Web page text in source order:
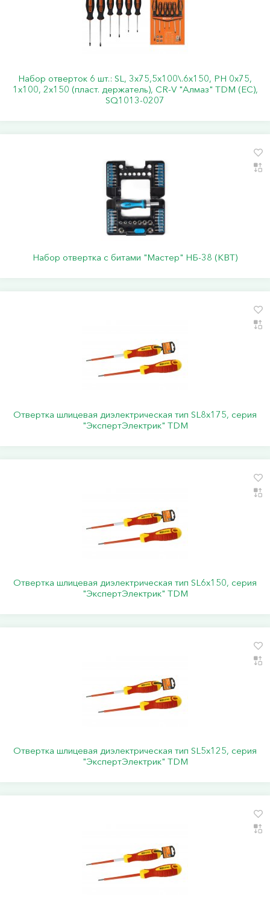
Набор отверток 6 шт.: SL, 3x75,5x100\.6x150, PH 0х75,
1x100, 2x150 (пласт. держатель), CR-V "Алмаз" TDM (ЕС),
SQ1013-0207
Набор отвертка с битами "Мастер" НБ-38 (КВТ)
Отвертка шлицевая диэлектрическая тип SL8х175, серия
"ЭкспертЭлектрик" TDM
Отвертка шлицевая диэлектрическая тип SL6х150, серия
"ЭкспертЭлектрик" TDM
Отвертка шлицевая диэлектрическая тип SL5х125, серия
"ЭкспертЭлектрик" TDM